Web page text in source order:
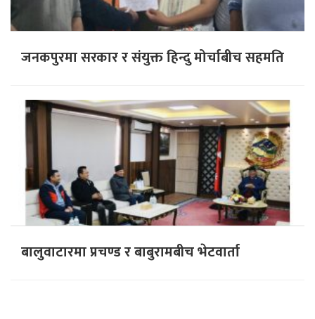
जनकपुरमा सरकार र संयुक्त हिन्दु मोर्चाबीच सहमति
बालुवाटारमा प्रचण्ड र बाबुरामबीच भेटवार्ता